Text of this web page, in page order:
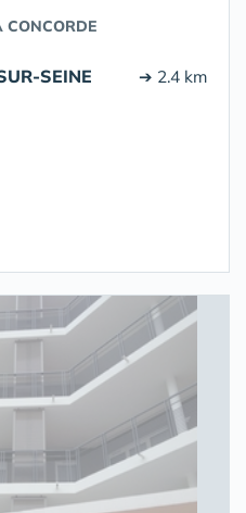
CONCORDE
SEINE ➔ 2.4 km